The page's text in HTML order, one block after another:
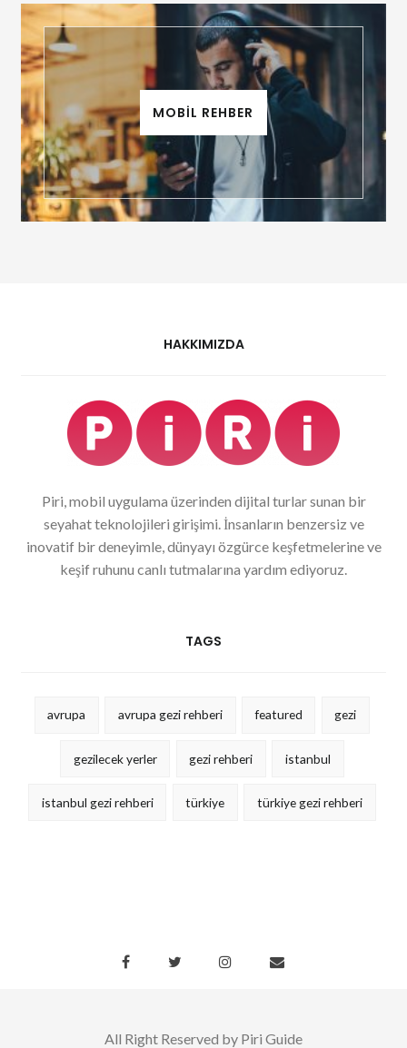
MOBİL REHBER
HAKKIMIZDA
Piri, mobil uygulama üzerinden dijital turlar sunan bir
seyahat teknolojileri girişimi. İnsanların benzersiz ve
inovatif bir deneyimle, dünyayı özgürce keşfetmelerine ve
keşif ruhunu canlı tutmalarına yardım ediyoruz.
TAGS
avrupa avrupa gezi rehberi featured gezi
gezilecek yerler gezi rehberi istanbul
istanbul gezi rehberi türkiye türkiye gezi rehberi
All Right Reserved by Piri Guide